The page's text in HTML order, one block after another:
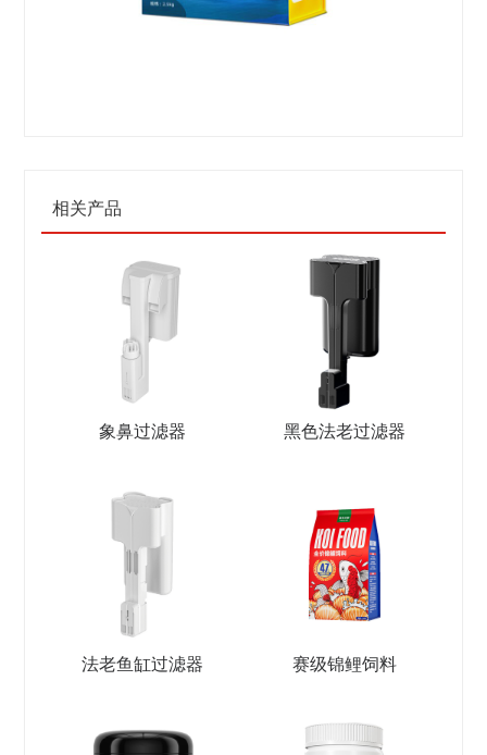
相关产品
象鼻过滤器 黑色法老过滤器
法老鱼缸过滤器 赛级锦鲤饲料